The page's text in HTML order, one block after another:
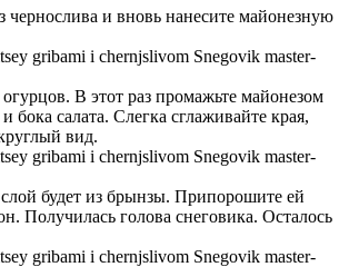
чернослива и вновь нанесите майонезную
огурцов. В этот раз промажьте майонезом
бока салата. Слегка сглаживайте края,
вид.
будет из брынзы. Припорошите ей
Получилась голова снеговика. Осталось